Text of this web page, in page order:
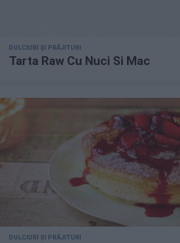
DULCIURI ȘI PRĂJITURI
Tarta Raw Cu Nuci Si Mac
DULCIURI ȘI PRĂJITURI